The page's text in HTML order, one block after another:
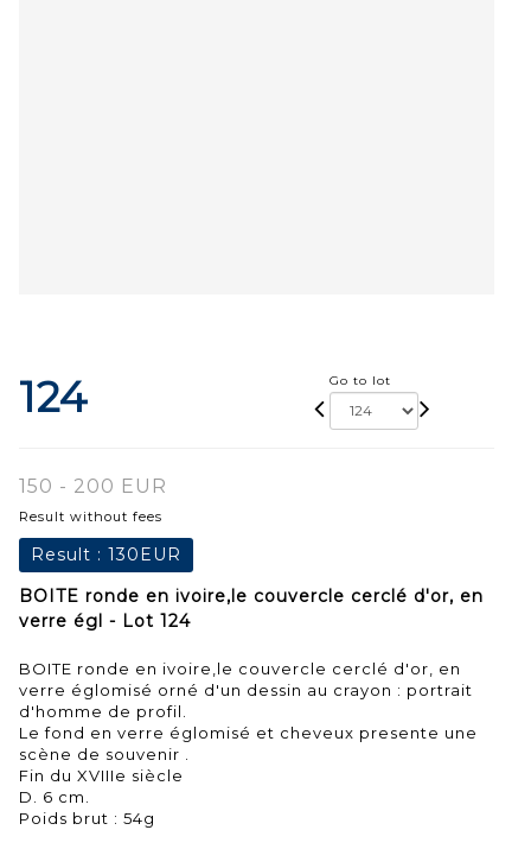
124 Go to lot
150 - 200 EUR
Result without fees
Result : 130EUR
BOITE ronde en ivoire,le couvercle cerclé d'or, en
verre égl - Lot 124
BOITE ronde en ivoire,le couvercle cerclé d'or, en
verre églomisé orné d'un dessin au crayon : portrait
d'homme de profil.
Le fond en verre églomisé et cheveux presente une
scène de souvenir .
Fin du XVIIIe siècle
D. 6 cm.
Poids brut : 54g